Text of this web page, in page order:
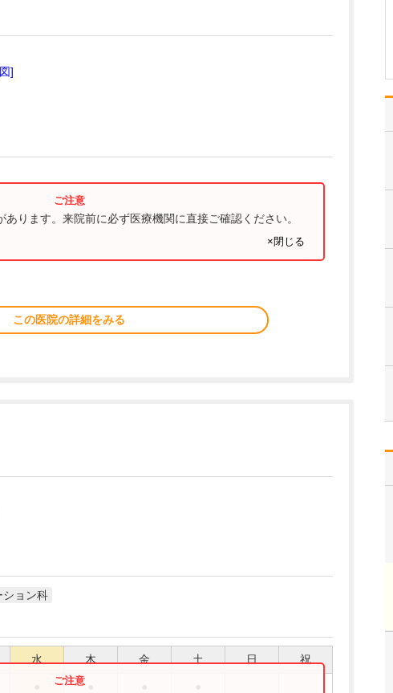
]
ります。来院前に必ず医療機関に直接ご確認ください。
×閉じる
この医院の詳細をみる
ション科
水 木 金 土 日 祝